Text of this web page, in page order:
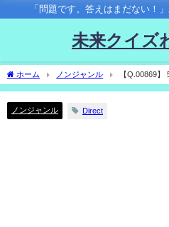
「問題です。答えはまだない！
未来クイズ
ホーム ノンジャンル
【Q.00869
（満月）。 tenki.jpでこの日晴れマークがつく
ノンジャンル Direct